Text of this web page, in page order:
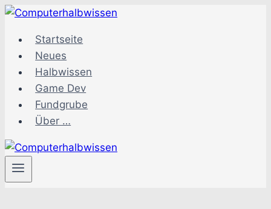
Zum
springenStartseite
Neues
Halbwissen
Game Dev
Fundgrube
Über …